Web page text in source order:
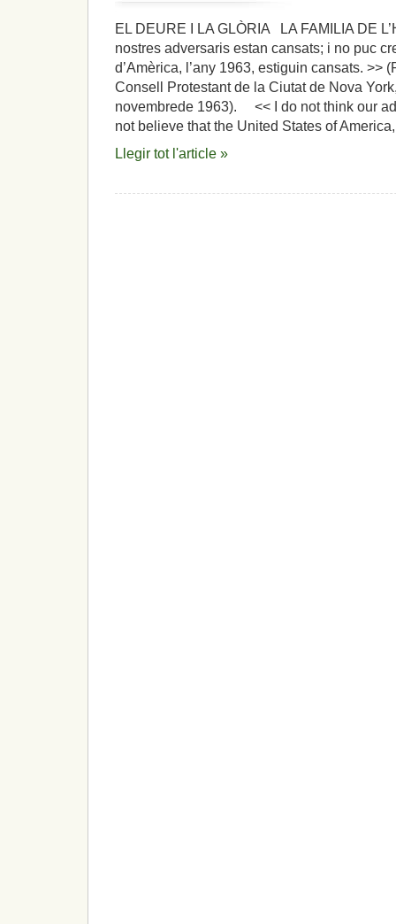
EL DEURE I LA GLÒRIA LA FAMILIA DE
nostres adversaris estan cansats; i no puc
d’Amèrica, l’any 1963, estiguin cansats. >>
Consell Protestant de la Ciutat de Nova
novembrede 1963). << I do not think our
not believe that the United States of
Llegir tot l'article »